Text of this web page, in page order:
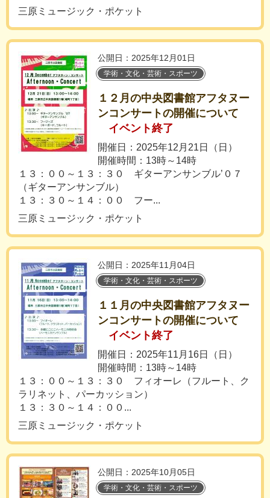
三原ミュージック・ポケット
公開日：2025年12月01日
学術・文化・芸術・スポーツ
１２月の中央図書館アフタヌー
ンコンサートの開催について
イベント終了
開催日：2025年12月21日（日）
開催時間：13時～14時
１３：００～１３：３０ ギターアンサンブル’０７
（ギターアンサンブル）
１３：３０～１４：００ フー...
三原ミュージック・ポケット
公開日：2025年11月04日
学術・文化・芸術・スポーツ
１１月の中央図書館アフタヌー
ンコンサートの開催について
イベント終了
開催日：2025年11月16日（日）
開催時間：13時～14時
１３：００～１３：３０ フィオーレ（フルート、ク
ラリネット、パーカッション）
１３：３０～１４：００...
三原ミュージック・ポケット
公開日：2025年10月05日
学術・文化・芸術・スポーツ